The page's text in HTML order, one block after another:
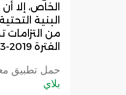
الخاص، إلا
من التزامات
الفترة 2019-2023.
حمل تطبيق
بلاي